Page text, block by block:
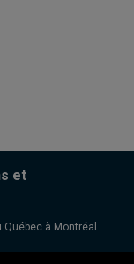
et
Québec à Montréal